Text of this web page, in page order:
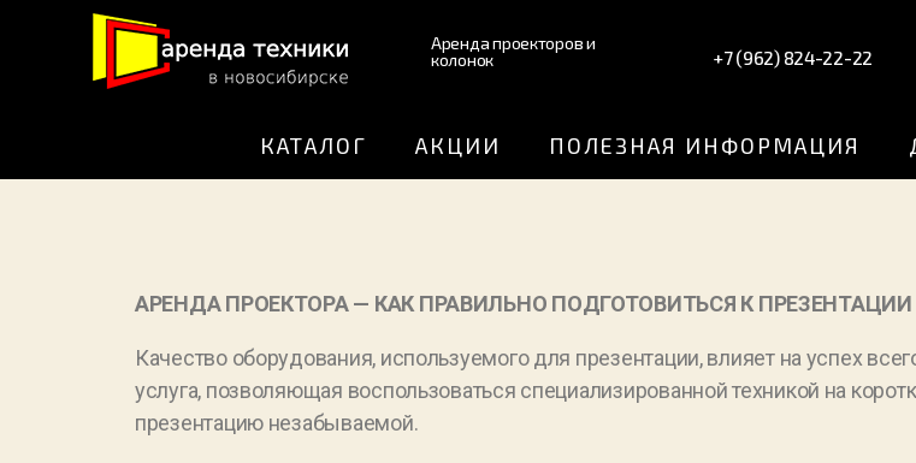
Аренда проекторов и
колонок
+7 (962) 824-22-22
КАТАЛОГ АКЦИИ ПОЛЕЗНАЯ ИНФОРМАЦИЯ
АРЕНДА ПРОЕКТОРА — КАК ПРАВИЛЬНО ПОДГОТОВИТЬСЯ К ПРЕЗЕНТАЦИИ
Качество оборудования, используемого для презентации, влияет на успех
услуга, позволяющая воспользоваться специализированной техникой на
презентацию незабываемой.